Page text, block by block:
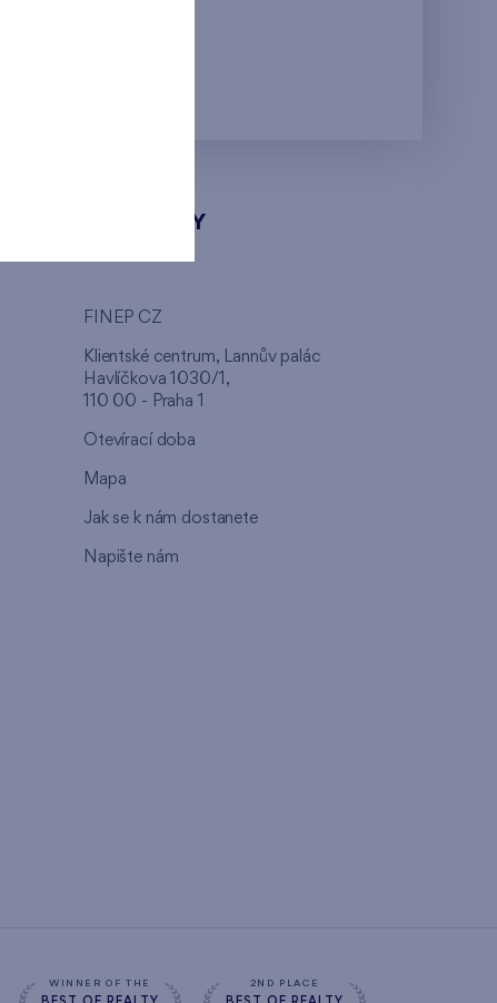
KONTAKTY
FINEP CZ
Klientské centrum, Lannův palác
Havlíčkova 1030/1,
110 00 - Praha 1
Otevírací doba
Mapa
Jak se k nám dostanete
Napište nám
WINNER OF THE 2ND PLACE